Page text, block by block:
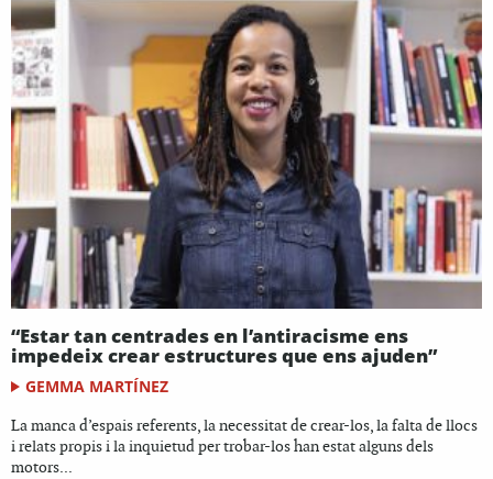
“Estar tan centrades en l’antiracisme ens
impedeix crear estructures que ens ajuden”
GEMMA MARTÍNEZ
La manca d’espais referents, la necessitat de crear-los, la falta de llocs
i relats propis i la inquietud per trobar-los han estat alguns dels
motors...